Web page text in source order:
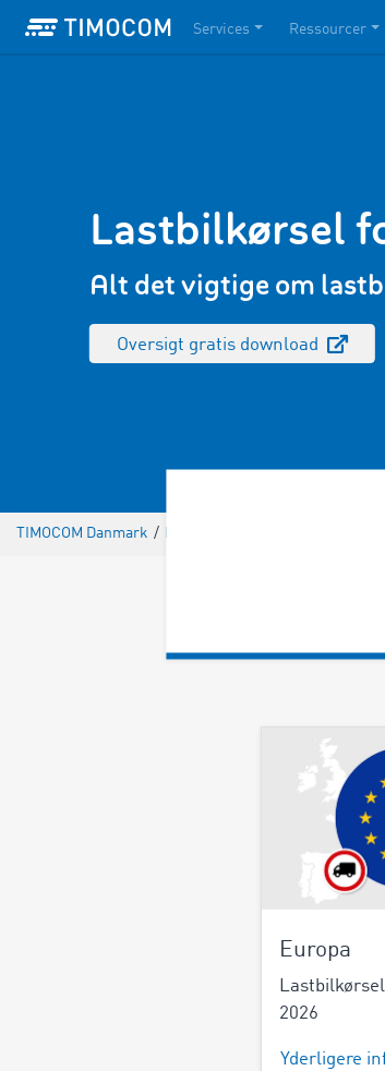
Services Ressourcer
Lastbilkørsel
Alt det vigtige om
Oversigt gratis download
TIMOCOM Danmark /
Europa
2026
Yderligere